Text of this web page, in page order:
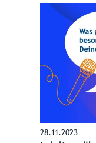
28.11.2023